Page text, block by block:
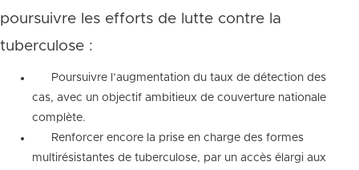
poursuivre les efforts de lutte contre la
tuberculose :
Poursuivre l’augmentation du taux de détection des
cas, avec un objectif ambitieux de couverture nationale
complète.
Renforcer encore la prise en charge des formes
multirésistantes de tuberculose, par un accès élargi aux